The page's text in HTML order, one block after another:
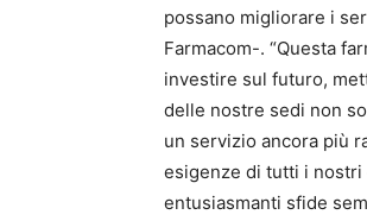
possano migliorare i
Farmacom-. “Questa
investire sul futuro,
delle nostre sedi non
un servizio ancora più
esigenze di tutti i nostri
entusiasmanti sfide